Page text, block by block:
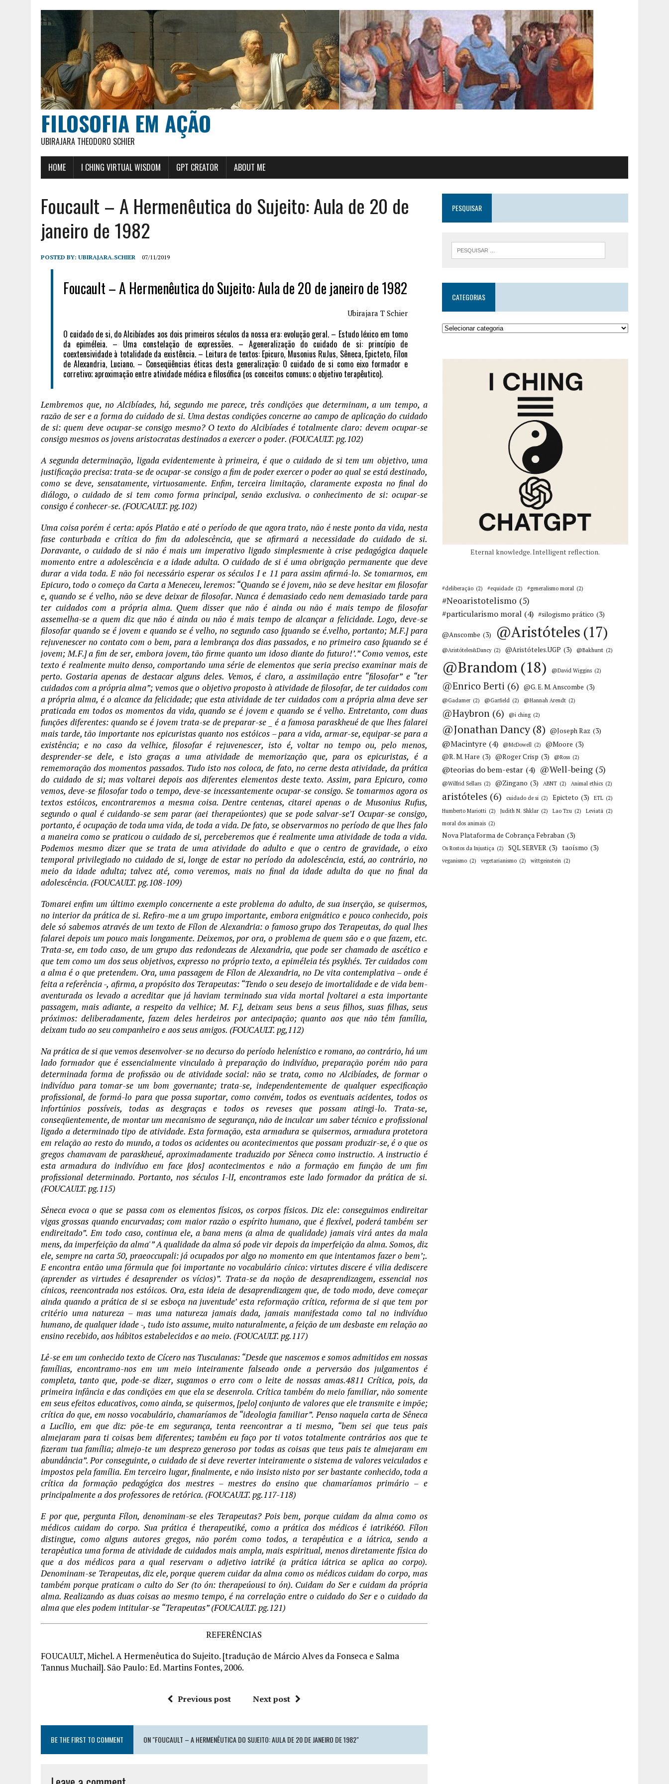
FILOSOFIA EM AÇÃO
UBIRAJARA THEODORO SCHIER
HOME I CHING VIRTUAL WISDOM GPT CREATOR ABOUT ME
Foucault – A Hermenêutica do Sujeito: Aula de 20 de
janeiro de 1982
POSTED BY: UBIRAJARA.SCHIER 07/11/2019
Foucault – A Hermenêutica do Sujeito: Aula de 20 de janeiro de 1982
Ubirajara T Schier
O cuidado de si, do Alcibíades aos dois primeiros séculos da nossa era: evolução geral. – Estudo léxico em tomo
da epiméleia. – Uma constelação de expressões. – Ageneralização do cuidado de si: princípio de
coextensividade à totalidade da existência. – Leitura de textos: Epicuro, Musonius RuJus, Sêneca, Epicteto, Fílon
de Alexandria, Luciano. – Conseqüências éticas desta generalização: O cuidado de si como eixo formador e
corretivo; aproximação entre atividade médica e filosófica (os conceitos comuns; o objetivo terapêutico).
Lembremos que, no Alcibíades, há, segundo me parece, três condições que determinam, a um tempo, a
razão de ser e a forma do cuidado de si. Uma destas condições concerne ao campo de aplicação do cuidado
de si: quem deve ocupar-se consigo mesmo? O texto do Alcibíades é totalmente claro: devem ocupar-se
consigo mesmos os jovens aristocratas destinados a exercer o poder. (FOUCAULT. pg.102)
A segunda determinação, ligada evidentemente à primeira, é que o cuidado de si tem um objetivo, uma
justificação precisa: trata-se de ocupar-se consigo a fim de poder exercer o poder ao qual se está destinado,
como se deve, sensatamente, virtuosamente. Enfim, terceira limitação, claramente exposta no final do
diálogo, o cuidado de si tem como forma principal, senão exclusiva. o conhecimento de si: ocupar-se
consigo é conhecer-se. (FOUCAULT. pg.102)
Uma coisa porém é certa: após Platão e até o período de que agora trato, não é neste ponto da vida, nesta
fase conturbada e crítica do fim da adolescência, que se afirmará a necessidade do cuidado de si.
Doravante, o cuidado de si não é mais um imperativo ligado simplesmente à crise pedagógica daquele
momento entre a adolescência e a idade adulta. O cuidado de si é uma obrigação permanente que deve
durar a vida toda. E não foi necessário esperar os séculos I e 11 para assim afirmá-lo. Se tomarmos, em
Epicuro, todo o começo da Carta a Meneceu, leremos: “Quando se é jovem, não se deve hesitar em filosofar
e, quando se é velho, não se deve deixar de filosofar. Nunca é demasiado cedo nem demasiado tarde para
ter cuidados com a própria alma. Quem disser que não é ainda ou não é mais tempo de filosofar
assemelha-se a quem diz que não é ainda ou não é mais tempo de alcançar a felicidade. Logo, deve-se
filosofar quando se é jovem e quando se é velho, no segundo caso [quando se é.velho, portanto; M.F.] para
rejuvenescer no contato com o bem, para a lembrança dos dias passados, e no primeiro caso [quando se é
jovem; M.F.] a fim de ser, embora jovem, tão firme quanto um idoso diante do futuro!’.” Como vemos, este
texto é realmente muito denso, comportando uma série de elementos que seria preciso examinar mais de
perto. Gostaria apenas de destacar alguns deles. Vemos, é claro, a assimilação entre “filosofar” e “ter
cuidados com a própria alma”; vemos que o objetivo proposto à atividade de filosofar, de ter cuidados com
a própria alma, é o alcance da felicidade; que esta atividade de ter cuidados com a própria alma deve ser
praticada em todos os momentos da vida, quando se é jovem e quando se é velho. Entretanto, com duas
funções diferentes: quando se é jovem trata-se de preparar-se _ é a famosa paraskheué de que lhes falarei
mais tarde, tão importante nos epicuristas quanto nos estóicos – para a vida, armar-se, equipar-se para a
existência; e no caso da velhice, filosofar é rejuvenescer, isto é, voltar no tempo ou, pelo menos,
desprender-se dele, e isto graças a uma atividade de memorização que, para os epicuristas, é a
rememoração dos momentos passados. Tudo isto nos coloca, de fato, no cerne desta atividade, da prática
do cuidado de si; mas voltarei depois aos diferentes elementos deste texto. Assim, para Epicuro, como
vemos, deve-se filosofar todo o tempo, deve-se incessantemente ocupar-se consigo. Se tomarmos agora os
textos estóicos, encontraremos a mesma coisa. Dentre centenas, citarei apenas o de Musonius Rufus,
segundo o qual é cuidando-se sem parar (aei therapeúontes) que se pode salvar-se’I Ocupar-se consigo,
portanto, é ocupação de toda uma vida, de toda a vida. De fato, se observarmos no período de que lhes falo
a maneira como se praticou o cuidado de si, perceberemos que é realmente uma atividade de toda a vida.
Podemos mesmo dizer que se trata de uma atividade do adulto e que o centro de gravidade, o eixo
temporal privilegiado no cuidado de si, longe de estar no período da adolescência, está, ao contrário, no
meio da idade adulta; talvez até, como veremos, mais no final da idade adulta do que no final da
adolescência. (FOUCAULT. pg.108-109)
Tomarei enfim um último exemplo concernente a este problema do adulto, de sua inserção, se quisermos,
no interior da prática de si. Refiro-me a um grupo importante, embora enigmático e pouco conhecido, pois
dele só sabemos através de um texto de Fílon de Alexandria: o famoso grupo dos Terapeutas, do qual lhes
falarei depois um pouco mais longamente. Deixemos, por ora, o problema de quem são e o que fazem, etc.
Trata-se, em todo caso, de um grupo das redondezas de Alexandria, que pode ser chamado de ascético e
que tem como um dos seus objetivos, expresso no próprio texto, a epiméleia tés psykhés. Ter cuidados com
a alma é o que pretendem. Ora, uma passagem de Fílon de Alexandria, no De vita contemplativa – onde é
feita a referência -, afirma, a propósito dos Terapeutas: “Tendo o seu desejo de imortalidade e de vida bem-
aventurada os levado a acreditar que já haviam terminado sua vida mortal [voltarei a esta importante
passagem, mais adiante, a respeito da velhice; M. F.], deixam seus bens a seus filhos, suas filhas, seus
próximos: deliberadamente, fazem deles herdeiros por antecipação; quanto aos que não têm família,
deixam tudo ao seu companheiro e aos seus amigos. (FOUCAULT. pg,112)
Na prática de si que vemos desenvolver-se no decurso do período helenístico e romano, ao contrário, há um
lado formador que é essencialmente vinculado à preparação do indivíduo, preparação porém não para
determinada forma de profissão ou de atividade social: não se trata, como no Alcibíades, de formar o
indivíduo para tomar-se um bom governante; trata-se, independentemente de qualquer especificação
profissional, de formá-lo para que possa suportar, como convém, todos os eventuais acidentes, todos os
infortúnios possíveis, todas as desgraças e todos os reveses que possam atingi-lo. Trata-se,
conseqüentemente, de montar um mecanismo de segurança, não de inculcar um saber técnico e profissional
ligado a determinado tipo de atividade. Esta formação, esta armadura se quisermos, armadura protetora
em relação ao resto do mundo, a todos os acidentes ou acontecimentos que possam produzir-se, é o que os
gregos chamavam de paraskheué, aproximadamente traduzido por Sêneca como instructio. A instructio é
esta armadura do indivíduo em face [dos] acontecimentos e não a formação em função de um fim
profissional determinado. Portanto, nos séculos I-lI, encontramos este lado formador da prática de si.
(FOUCAULT. pg.115)
Sêneca evoca o que se passa com os elementos físicos, os corpos físicos. Diz ele: conseguimos endireitar
vigas grossas quando encurvadas; com maior razão o espírito humano, que é flexível, poderá também ser
endireitado”. Em todo caso, continua ele, a bana mens (a alma de qualidade) jamais virá antes da mala
mens, da imperfeição da alma'” A qualidade da alma só pode vir depois da imperfeição da alma. Somos, diz
ele, sempre na carta 50, praeoccupali: já ocupados por algo no momento em que intentamos fazer o bem’;.
E encontra então uma fórmula que foi importante no vocabulário cínico: virtutes discere é vilia dediscere
(aprender as virtudes é desaprender os vícios)”. Trata-se da noção de desaprendizagem, essencial nos
cínicos, reencontrada nos estóicos. Ora, esta ideia de desaprendizagem que, de todo modo, deve começar
ainda quando a prática de si se esboça na juventude’ esta reformação crítica, reforma de si que tem por
critério uma natureza – mas uma natureza jamais dada, jamais manifestada como tal no indivíduo
humano, de qualquer idade -, tudo isto assume, muito naturalmente, a feição de um desbaste em relação ao
ensino recebido, aos hábitos estabelecidos e ao meio. (FOUCAULT. pg.117)
Lê-se em um conhecido texto de Cícero nas Tusculanas: “Desde que nascemos e somos admitidos em nossas
famílias, encontramo-nos em um meio inteiramente falseado onde a perversão dos julgamentos é
completa, tanto que, pode-se dizer, sugamos o erro com o leite de nossas amas.4811 Crítica, pois, da
primeira infância e das condições em que ela se desenrola. Crítica também do meio familiar, não somente
em seus efeitos educativos, como ainda, se quisermos, [pelo] conjunto de valores que ele transmite e impõe;
crítica do que, em nosso vocabulário, chamaríamos de “ideologia familiar”. Penso naquela carta de Sêneca
a Lucílio, em que diz: põe-te em segurança, tenta reencontrar a ti mesmo, “bem sei que teus pais
almejaram para ti coisas bem diferentes; também eu faço por ti votos totalmente contrários aos que te
fizeram tua família; almejo-te um desprezo generoso por todas as coisas que teus pais te almejaram em
abundância”. Por conseguinte, o cuidado de si deve reverter inteiramente o sistema de valores veiculados e
impostos pela família. Em terceiro lugar, finalmente, e não insisto nisto por ser bastante conhecido, toda a
crítica da formação pedagógica dos mestres – mestres do ensino que chamaríamos primário – e
principalmente a dos professores de retórica. (FOUCAULT. pg.117-118)
E por que, pergunta Fílon, denominam-se eles Terapeutas? Pois bem, porque cuidam da alma como os
médicos cuidam do corpo. Sua prática é therapeutiké, como a prática dos médicos é iatriké60. Fílon
distingue, como alguns autores gregos, não porém como todos, a terapêutica e a iátrica, sendo a
terapêutica uma forma de atividade de cuidados mais ampla, mais espiritual, menos diretamente física do
que a dos médicos para a qual reservam o adjetivo iatriké (a prática iátrica se aplica ao corpo).
Denominam-se Terapeutas, diz ele, porque querem cuidar da alma como os médicos cuidam do corpo, mas
também porque praticam o culto do Ser (to ón: therapeúousi to ón). Cuidam do Ser e cuidam da própria
alma. Realizando as duas coisas ao mesmo tempo, é na correlação entre o cuidado do Ser e o cuidado da
alma que eles podem intitular-se “Terapeutas” (FOUCAULT. pg.121)
REFERÊNCIAS
FOUCAULT, Michel. A Hermenêutica do Sujeito. [tradução de Márcio Alves da Fonseca e Salma
Tannus Muchail]. São Paulo: Ed. Martins Fontes, 2006.
Previous post Next post
BE THE FIRST TO COMMENT ON "FOUCAULT – A HERMENÊUTICA DO SUJEITO: AULA DE 20 DE JANEIRO DE 1982"
PESQUISAR
CATEGORIAS
Eternal knowledge. Intelligent reflection.
#deliberação (2) #equidade (2) #generalismo moral (2)
#Neoaristotelismo (5)
#particularismo moral (4) #silogismo prático (3)
@Anscombe (3) @Aristóteles (17)
@Aristóteles&Dancy (2) @Aristóteles.UGP (3) @Bakhurst (2)
@Brandom (18) @David Wiggins (2)
@Enrico Berti (6) @G. E. M. Anscombe (3)
@Gadamer (2) @Garfield (2) @Hannah Arendt (2)
@Haybron (6) @i ching (2)
@Jonathan Dancy (8) @Joseph Raz (3)
@Macintyre (4) @McDowell (2) @Moore (3)
@R. M. Hare (3) @Roger Crisp (3) @Ross (2)
@teorias do bem-estar (4) @Well-being (5)
@Wilfrid Sellars (2) @Zingano (3) ABNT (2) Animal ethics (2)
aristóteles (6) cuidado de si (2) Epicteto (3) ETL (2)
Humberto Mariotti (2) Judith N. Shklar (2) Lao Tzu (2) Leviatã (2)
moral dos animais (2)
Nova Plataforma de Cobrança Febraban (3)
Os Rostos da Injustiça (2) SQL SERVER (3) taoísmo (3)
veganismo (2) vegetarianismo (2) wittgeinstein (2)